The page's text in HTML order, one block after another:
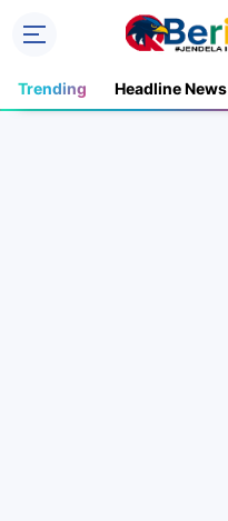
Trending Headline News